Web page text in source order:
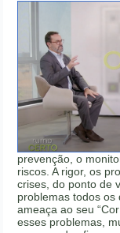
prevenção, o
riscos. A rigor, os
crises, do ponto de
problemas todos
ameaça ao seu
esses problemas,